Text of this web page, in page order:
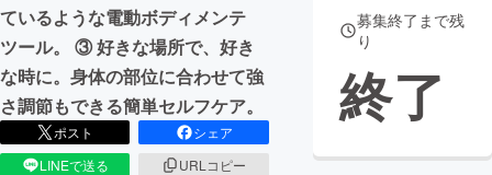
ているような電動ボディメンテ
ツール。 ③ 好きな場所で、好き
な時に。身体の部位に合わせて強
さ調節もできる簡単セルフケア。
ポスト
シェア
LINEで送る
URLコピー
募集終了まで残
り
終了